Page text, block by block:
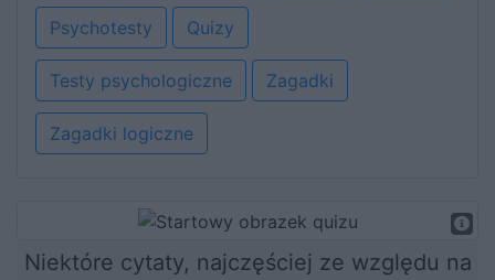
Psychotesty Quizy
Testy psychologiczne Zagadki
Zagadki logiczne
Niektóre cytaty, najczęściej ze względu na